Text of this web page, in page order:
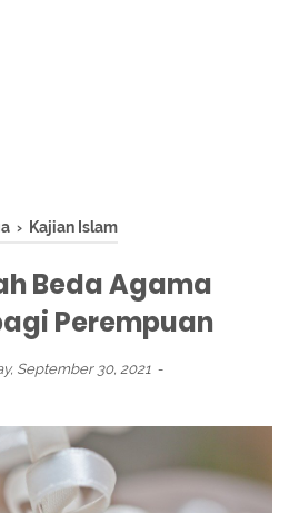
› Kajian Islam
Beda Agama
Perempuan
September 30, 2021